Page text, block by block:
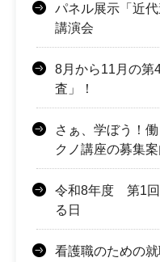
パネル展示「近
講演会
8月から11月の第
査」！
さぁ、学ぼう！
クノ講座の募集案
令和8年度 第1
る日
看護職のための